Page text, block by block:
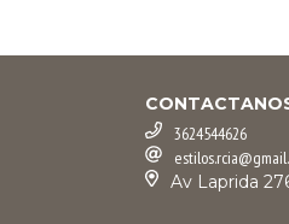
3624544626
Av Laprida